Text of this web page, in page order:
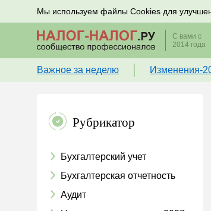
Мы используем файлы Cookies для
Подписывайтесь на новости по
С вами с
2014 года
Важное за неделю Изменения-
Рубрикатор
Бухгалтерский учет
Бухгалтерская отчетность
Аудит